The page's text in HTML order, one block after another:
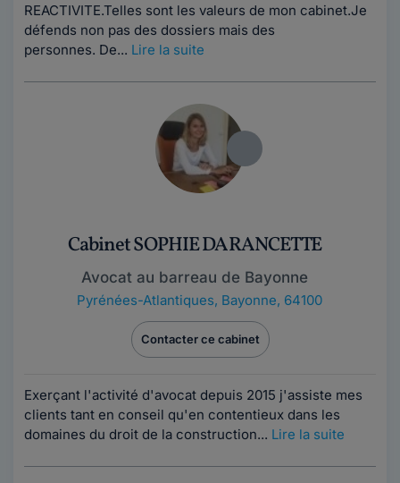
REACTIVITE.Telles sont les valeurs de mon cabinet.Je
défends non pas des dossiers mais des
personnes. De... Lire la suite
Cabinet SOPHIE DARANCETTE
Avocat au barreau de Bayonne
Pyrénées-Atlantiques, Bayonne, 64100
Contacter ce cabinet
Exerçant l'activité d'avocat depuis 2015 j'assiste mes
clients tant en conseil qu'en contentieux dans les
domaines du droit de la construction... Lire la suite